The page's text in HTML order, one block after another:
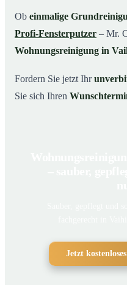
Ob einmalige
Profi-Fensterputzer – Mr.
Wohnungsreinigung in
Fordern Sie jetzt Ihr
Sie sich Ihren
Jetzt